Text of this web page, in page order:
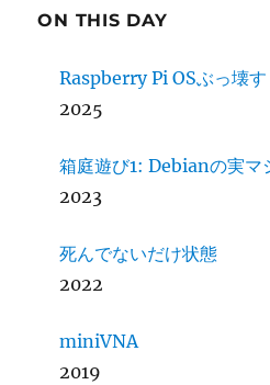
ON THIS DAY
Raspberry Pi OSぶっ壊す
2025
箱庭遊び1: Debianの実マ
2023
死んでないだけ状態
2022
miniVNA
2019